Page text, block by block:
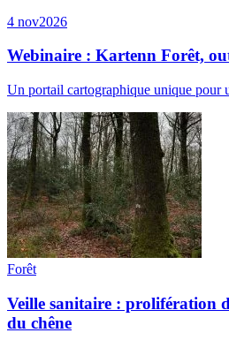
4 nov2026
Webinaire : Kartenn Forêt,
Un portail cartographique unique pour
Forêt
Veille sanitaire : prolifération
du chêne